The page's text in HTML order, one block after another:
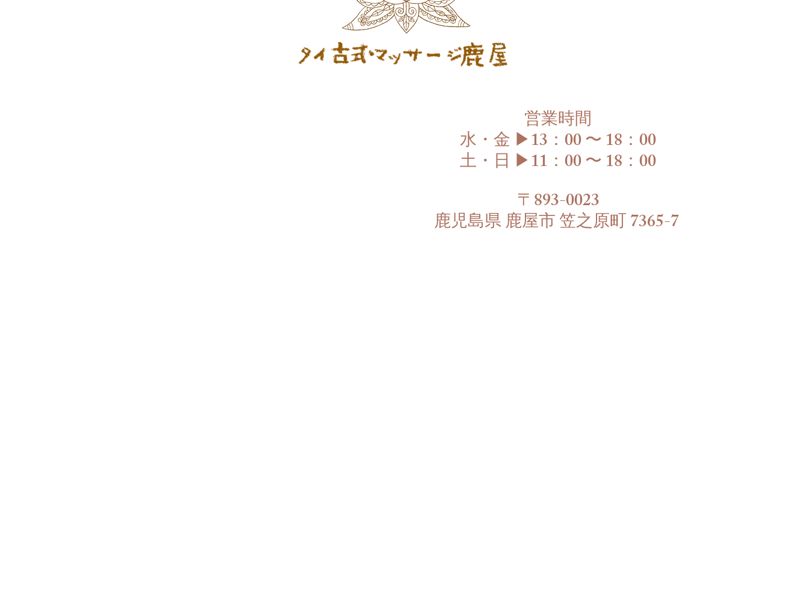
営業時間
水・金 ▶︎13：00 〜 18：00
土・日 ▶︎11：00 〜 18：00
〒893-0023
鹿児島県 鹿屋市 笠之原町 ​7365-7